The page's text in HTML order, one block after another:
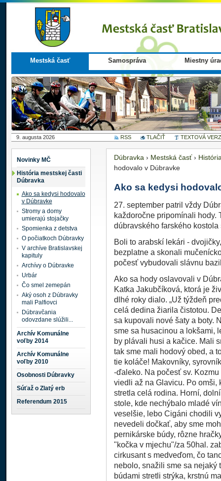
Mestská časť Samospráva Miestny
9. augusta 2026 RSS TLAČIŤ TEXTOVÁ
Novinky MČ
História mestskej časti
Dúbravka
Ako sa kedysi hodovalo
v Dúbravke
Stromy a domy
umierajú stojačky
Spomienka z detstva
O počiatkoch Dúbravky
V archíve Bratislavskej
kapituly
Archívy o Dúbravke
Urbár
Čo smel zemepán
Aký osoh z Dúbravky
mali Palfiovci
Dúbravčania
odovzdane slúžili...
Archív Komunálne
voľby 2014
Archív Komunálne
voľby 2010
Osobnosti Dúbravky
Súťaž o Zlatý erb
Referendum 2015
Dúbravka › Mestská časť›
hodovalo v Dúbravke
Ako sa kedysi
27. september patril vždy
každoročne pripomínali hody.
dúbravského farského
Boli to arabskí lekári -
bezplatne a skonali
počesť vybudovali slávnu
Ako sa hody oslavovali v
Katka Jakubčíková, ktorá je
dlhé roky dialo. „Už týždeň
celá dedina žiarila čistotou.
sa kupovali nové šaty a boty.
sme sa husacinou a lokšami,
by plávali husi a kačice. Mali
tak sme mali hodový obed, a
tie koláče! Makovníky,
-ďaleko. Na počesť sv.
viedli až na Glavicu. Po omši,
stretla celá rodina. Horní,
stole, kde nechýbalo mladé
veselšie, lebo Cigáni chodili
nevedeli dočkať, aby sme
pernikárske búdy, rôzne
"kočka v mjechu"/za 50hal.
cirkusant s medveďom, čo
nebolo, snažili sme sa nejaký
búdami stretli strýka, krstnú